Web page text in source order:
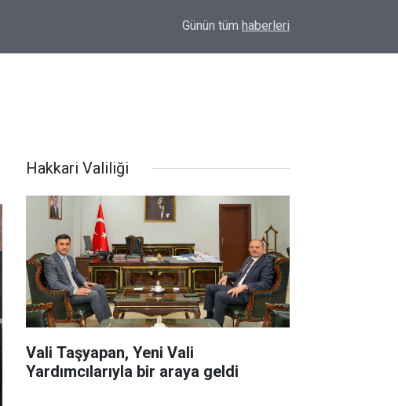
Kanat kalbine yenik düştü
Günün tüm haberleri
Hakkari Valiliği
Vali Taşyapan, Yeni Vali
Yardımcılarıyla bir araya geldi